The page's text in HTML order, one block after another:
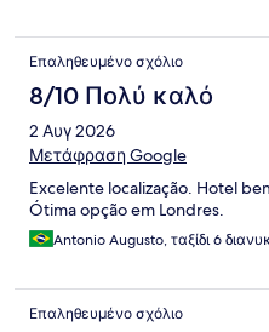
Επαληθευμένο σχόλιο
8/10 Πολύ καλό
2 Αυγ 2026
Μετάφραση Google
Excelente localização. Hotel
Ótima opção em Londres.
Antonio Augusto, ταξίδι 6
Επαληθευμένο σχόλιο